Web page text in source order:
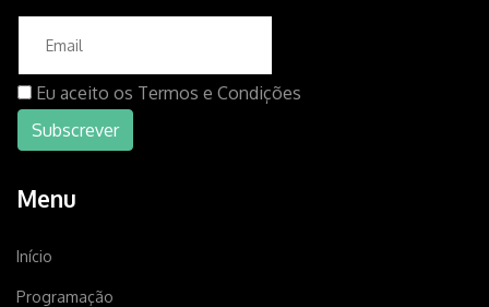
Eu aceito os Termos e Condições
Menu
Início
Programação